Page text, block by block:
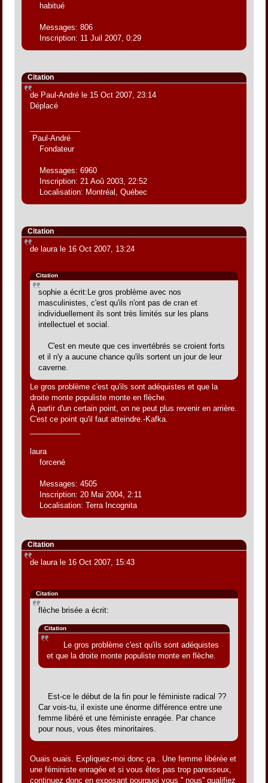
habitué
Messages: 806
Inscription: 11 Juil 2007, 0:29
Citation
de Paul-André le 15 Oct 2007, 23:14
Déplacé
Paul-André
Fondateur
Messages: 6960
Inscription: 21 Aoû 2003, 22:52
Localisation: Montréal, Québec
Citation
de laura le 16 Oct 2007, 13:24
Citation
sophie a écrit:Le gros problème avec nos
masculinistes, c'est qu'ils n'ont pas de cran et
individuellement ils sont très limités sur les plans
intellectuel et social.
C'est en meute que ces invertébrés se croient forts
et il n'y a aucune chance qu'ils sortent un jour de leur
caverne.
Le gros problème c'est qu'ils sont adéquistes et que la
droite monte populiste monte en flèche.
À partir d'un certain point, on ne peut plus revenir en arrière.
C'est ce point qu'il faut atteindre.-Kafka.
laura
forcené
Messages: 4505
Inscription: 20 Mai 2004, 2:11
Localisation: Terra Incognita
Citation
de laura le 16 Oct 2007, 15:43
Citation
flèche brisée a écrit:
Citation
Le gros problème c'est qu'ils sont adéquistes
et que la droite monte populiste monte en flèche.
Est-ce le début de la fin pour le féministe radical ??
Car vois-tu, il existe une énorme différence entre une
femme libéré et une féministe enragée. Par chance
pour nous, vous êtes minoritaires.
Ouais ouais. Expliquez-moi donc ça . Une femme libérée et
une féministe enragée et si vous êtes pas trop paresseux,
continuez donc en exposant pourquoi vous '' nous'' qualifiez